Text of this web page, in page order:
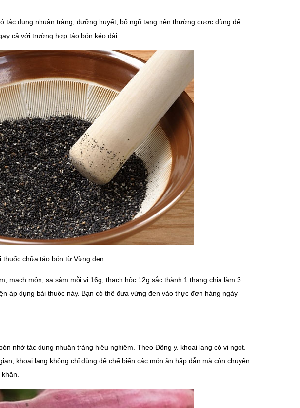
tác dụng nhuận tràng, dưỡng huyết, bổ ngũ tạng nên thường được dùng để
cả với trường hợp táo bón kéo dài.
thuốc chữa táo bón từ Vừng đen
mạch môn, sa sâm mỗi vị 16g, thạch hộc 12g sắc thành 1 thang chia làm 3
áp dụng bài thuốc này. Bạn có thể đưa vừng đen vào thực đơn hàng ngày
nhờ tác dụng nhuận tràng hiệu nghiệm. Theo Đông y, khoai lang có vị ngọt,
khoai lang không chỉ dùng để chế biến các món ăn hấp dẫn mà còn chuyên